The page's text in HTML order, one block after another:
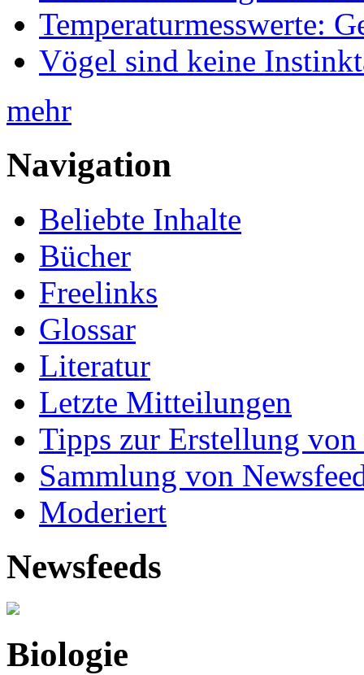
Temperaturmesswerte:
Vögel sind keine
mehr
Navigation
Beliebte Inhalte
Bücher
Freelinks
Glossar
Literatur
Letzte Mitteilungen
Tipps zur Erstellung
Sammlung von
Moderiert
Newsfeeds
Biologie